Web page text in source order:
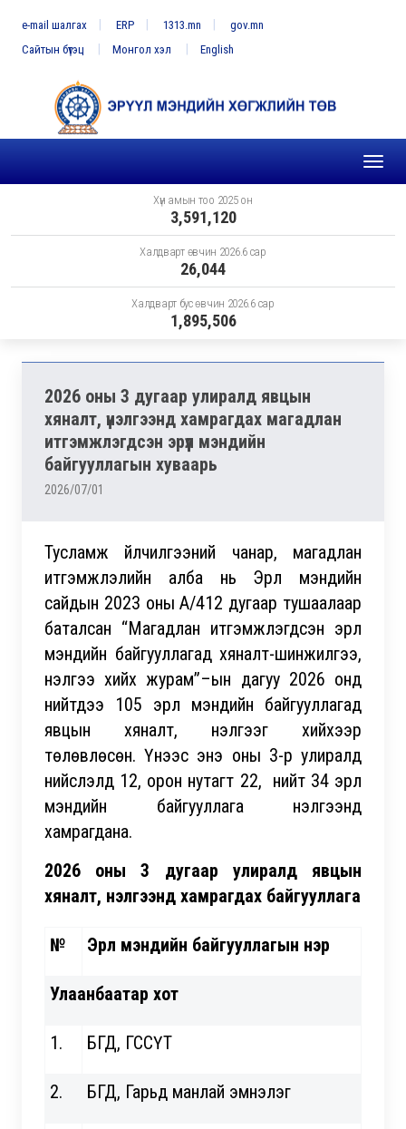
e-mail шалгах ERP 1313.mn
gov.mn
Сайтын бүтэц
Монгол хэл English
Toggle
Хүн амын тоо 2025 он
3,591,120
Халдварт өвчин 2026.6 сар
26,044
Халдварт бус өвчин 2026.6 сар
1,895,506
2026 оны 3 дугаар улиралд явцын
хяналт, үнэлгээнд хамрагдах магадлан
итгэмжлэгдсэн эрүүл мэндийн
байгууллагын хуваарь
2026/07/01
Тусламж үйлчилгээний чанар, магадлан
итгэмжлэлийн алба нь Эрүүл мэндийн
сайдын 2023 оны А/412 дугаар тушаалаар
баталсан “Магадлан итгэмжлэгдсэн эрүүл
мэндийн байгууллагад хяналт-шинжилгээ,
үнэлгээ хийх журам”–ын дагуу 2026 онд
нийтдээ 105 эрүүл мэндийн байгууллагад
явцын хяналт, үнэлгээг хийхээр
төлөвлөсөн. Үүнээс энэ оны 3-р улиралд
нийслэлд 12, орон нутагт 22, нийт 34 эрүүл
мэндийн байгууллага үнэлгээнд
хамрагдана.
2026 оны 3 дугаар улиралд явцын
хяналт, үнэлгээнд хамрагдах байгууллага
№ Эрүүл мэндийн байгууллагын нэр
Улаанбаатар хот
1. БГД, ГССҮТ
2. БГД, Гарьд манлай эмнэлэг